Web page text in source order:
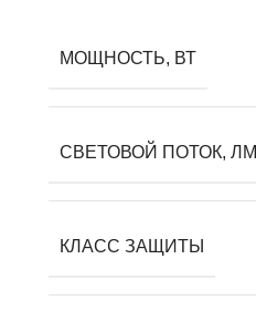
МОЩНОСТЬ, ВТ
СВЕТОВОЙ ПОТОК, ЛМ
КЛАСС ЗАЩИТЫ